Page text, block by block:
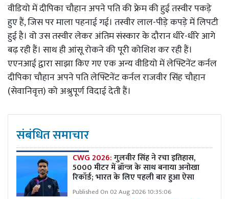
वीडियो में दीपिका चौहान अपने पति की फ्रेम की हुई तस्वीर पकड़े
हुए हैं, जिस पर माला पहनाई गई। तस्वीर लाल-पीड़े कपड़े में लिपटी
हुई है। वो उस तस्वीर लेकर अंतिम संस्कार के दौरान धीरे-धीरे आगे
बढ़ रही हैं। साथ ही आंसू रोकने की पूरी कोशिश कर रही हैं।
एएनआई द्वारा साझा किए गए एक अन्य वीडियो में लेफ्टिनेंट कर्नल
दीपिका चौहान अपने पति लेफ्टिनेंट कर्नल राजवीर सिंह चौहान
(सेवानिवृत्त) को अश्रुपूर्ण विदाई देती हैं।
संबंधित समाचार
CWG 2026:गुलवीर सिंह ने रचा इतिहास,
5000 मीटर में ब्रॉन्ज के साथ बनाया अनोखा
रिकॉर्ड; भारत के लिए पहली बार हुआ ऐसा
Published On 02 Aug 2026 10:35:06